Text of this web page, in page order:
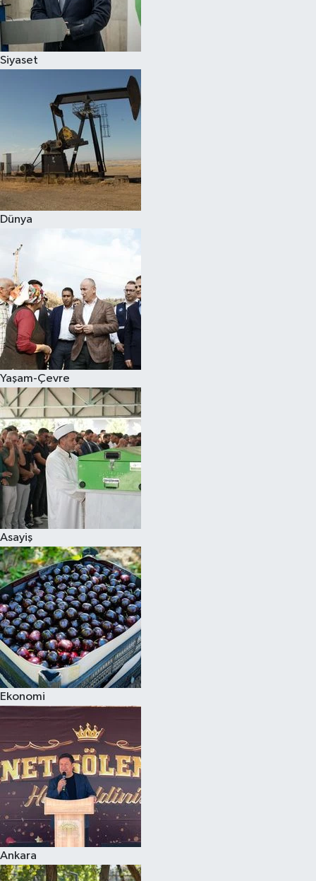
Siyaset
Dünya
Yaşam-Çevre
Asayiş
Ekonomi
Ankara
Spor
Çocuk
Eğitim
Hava Durumu
Kadın
Kültür Sanat
Sağlık
Siyaset
Teknoloji
Televizyon
Yaşam-Çevre